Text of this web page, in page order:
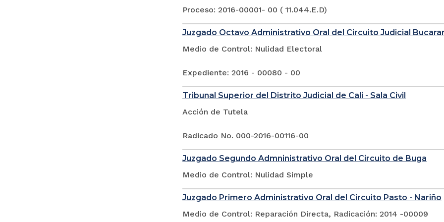
Proceso: 2016-00001- 00 ( 11.044.E.D)
Juzgado Octavo Administrativo Oral del Circuito Judicial
Medio de Control: Nulidad Electoral
Expediente: 2016 - 00080 - 00
Tribunal Superior del Distrito Judicial de Cali - Sala Civil
Acción de Tutela
Radicado No. 000-2016-00116-00
Juzgado Segundo Admninistrativo Oral del Circuito de Buga
Medio de Control: Nulidad Simple
Juzgado Primero Administrativo Oral del Circuito Pasto - Nariño
Medio de Control: Reparación Directa, Radicación: 2014 -00009